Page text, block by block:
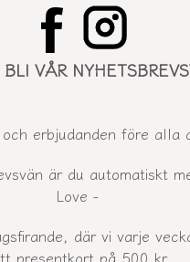
VÅR
erbjudanden före alla
är du automatiskt
Love -
där vi varje
presentkort på 500 kr